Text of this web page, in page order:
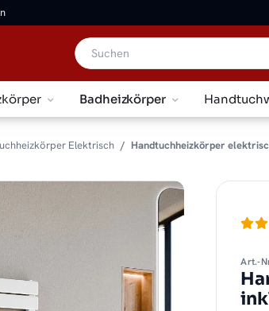
Badheizkörper
Elektrisch Handtuchheizkörper
Art.-